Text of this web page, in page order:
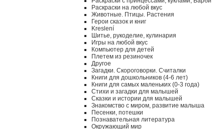
Раскраски на любой вкус
Животные. Птицы. Растения
Герои сказок и книг
Kreslení
Шитье, рукоделие, кулинария
Игры на любой вкус
Компьютер для детей
Плетем из резиночек
Другое
Загадки. Скороговорки. Считалки
Книги для дошкольников (4-6 лет)
Книги для самых маленьких (0-3 года)
Стихи и загадки для малышей
Сказки и истории для малышей
Знакомство с миром, развитие малыша
Песенки, потешки
Познавательная литература
Окружающий мир